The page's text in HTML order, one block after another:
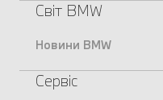
Світ BMW
Новини BMW
Сервіс